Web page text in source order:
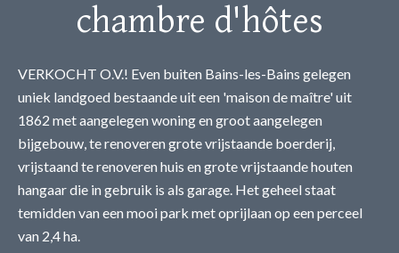
chambre d'hôtes
VERKOCHT O.V.! Even buiten Bains-les-Bains gelegen
uniek landgoed bestaande uit een 'maison de maître' uit
1862 met aangelegen woning en groot aangelegen
bijgebouw, te renoveren grote vrijstaande boerderij,
vrijstaand te renoveren huis en grote vrijstaande houten
hangaar die in gebruik is als garage. Het geheel staat
temidden van een mooi park met oprijlaan op een perceel
van 2,4 ha.